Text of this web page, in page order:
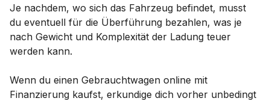
Je nachdem, wo sich das Fahrzeug befindet, musst
du eventuell für die Überführung bezahlen, was je
nach Gewicht und Komplexität der Ladung teuer
werden kann.
Wenn du einen Gebrauchtwagen online mit
Finanzierung kaufst, erkundige dich vorher unbedingt